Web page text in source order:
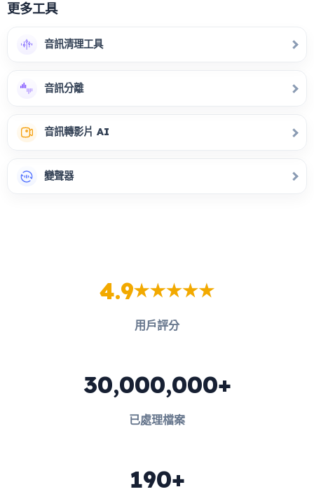
更多工具
音訊清理工具
音訊分離
音訊轉影片 AI
變聲器
4.9
用戶評分
30,000,000+
已處理檔案
190+